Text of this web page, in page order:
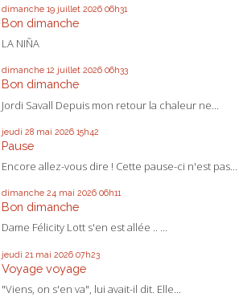
dimanche 19 juillet 2026 06h31
Bon dimanche
LA NIÑA
dimanche 12 juillet 2026 06h33
Bon dimanche
Jordi Savall Depuis mon retour la chaleur ne...
jeudi 28 mai 2026 15h42
Pause
Encore allez-vous dire ! Cette pause-ci n'est pas...
dimanche 24 mai 2026 06h11
Bon dimanche
Dame Félicity Lott s'en est allée .. ...
jeudi 21 mai 2026 07h23
Voyage voyage
"Viens, on s'en va", lui avait-il dit. Elle...